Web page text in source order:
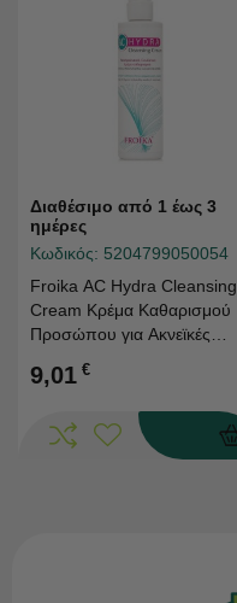
Διαθέσιμο από 1 έως 3
ημέρες
Κωδικός: 5204799050054
Froika AC Hydra Cleansing
Cream Κρέμα Καθαρισμού
Προσώπου για Ακνεϊκές
9,01 €